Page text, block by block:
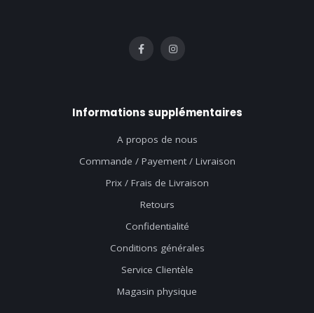
Informations supplémentaires
A propos de nous
Commande / Payement / Livraison
Prix / Frais de Livraison
Retours
Confidentialité
Conditions générales
Service Clientèle
Magasin physique